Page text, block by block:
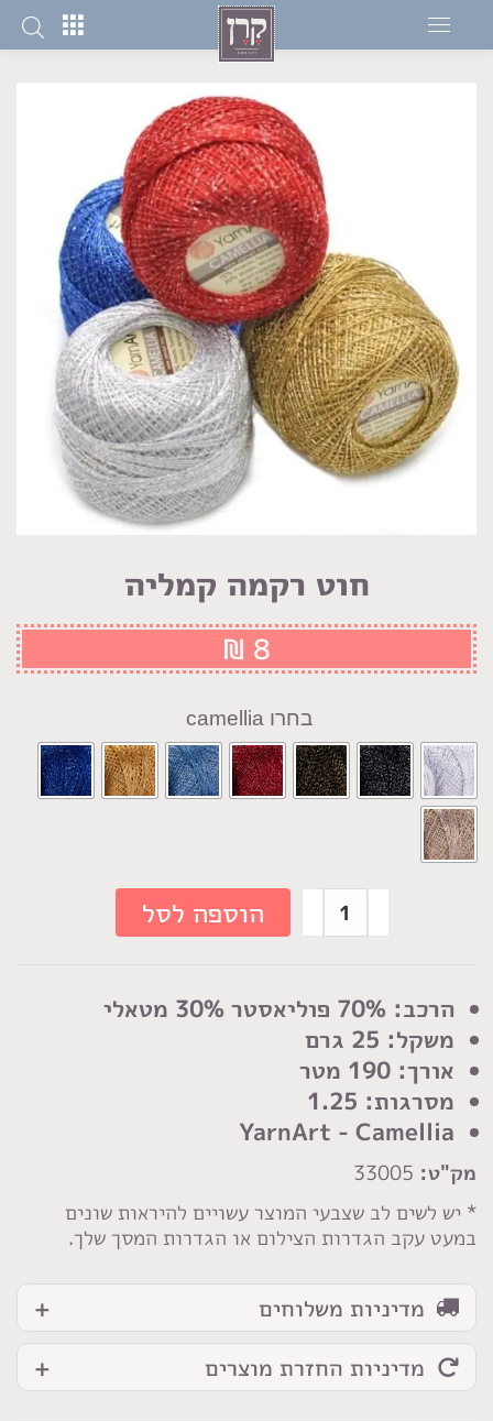
חוט רקמה קמליה
הרכב: 70% פוליאסטר 30% מטאלי
משקל: 25 גרם
אורך: 190 מטר
מסרגות: 1.25
YarnArt - Camellia
מק"ט:
* יש לשים לב שצבעי המוצר עשויים להיראות שונים
במעט עקב הגדרות הצילום או הגדרות המסך שלך.
₪ 8
camellia
כמות
של
רקמה
קמליה
הוספה לסל
מדיניות משלוחים
מדיניות החזרת מוצרים